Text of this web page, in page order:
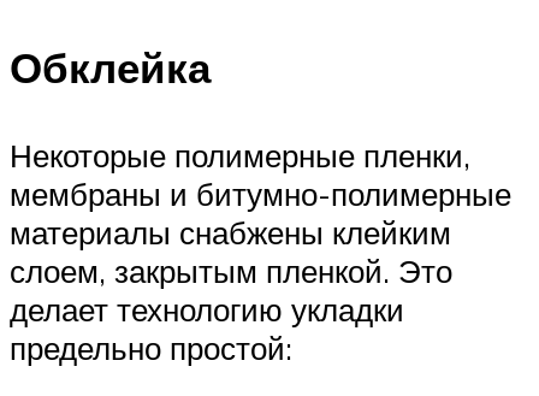
Обклейка
Некоторые полимерные пленки,
мембраны и битумно-полимерные
материалы снабжены клейким
слоем, закрытым пленкой. Это
делает технологию укладки
предельно простой: